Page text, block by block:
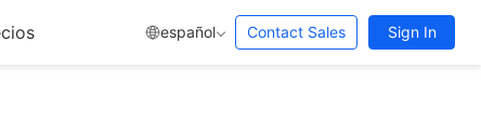
español Contact Sales Sign In